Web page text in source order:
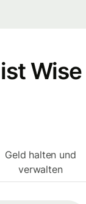
Wise
Geld halten und
verwalten